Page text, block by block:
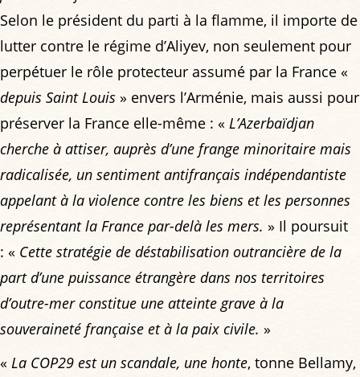
Selon le président du parti à la flamme, il importe de
lutter contre le régime d’Aliyev, non seulement pour
perpétuer le rôle protecteur assumé par la France «
depuis Saint Louis » envers l’Arménie, mais aussi pour
préserver la France elle-même : « L’Azerbaïdjan
cherche à attiser, auprès d’une frange minoritaire mais
radicalisée, un sentiment antifrançais indépendantiste
appelant à la violence contre les biens et les personnes
représentant la France par-delà les mers. » Il poursuit
: « Cette stratégie de déstabilisation outrancière de la
part d’une puissance étrangère dans nos territoires
d’outre-mer constitue une atteinte grave à la
souveraineté française et à la paix civile. »
« La COP29 est un scandale, une honte, tonne Bellamy,